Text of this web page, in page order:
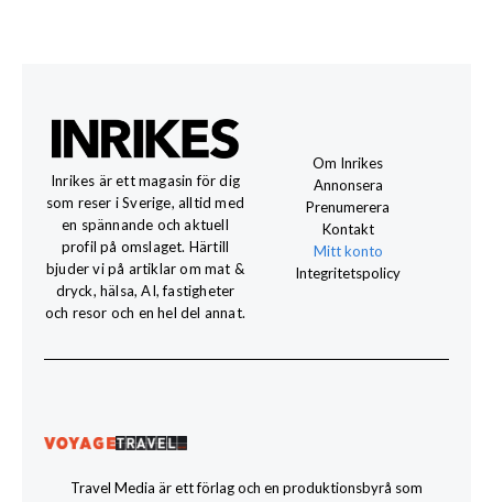
Inrikes är ett magasin för dig
som reser i Sverige, alltid med
en spännande och aktuell
profil på omslaget. Härtill
bjuder vi på artiklar om mat &
dryck, hälsa, AI, fastigheter
och resor och en hel del annat.
Om Inrikes
Annonsera
Prenumerera
Kontakt
Mitt konto
Integritetspolicy
Travel Media är ett förlag och en produktionsbyrå som